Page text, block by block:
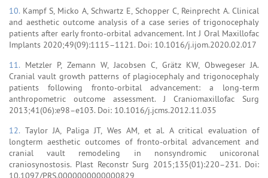
10. Kampf S, Micko A, Schwartz E, Schopper C, Reinprecht A. Clinical
and aesthetic outcome analysis of a case series of trigonocephaly
patients after early fronto-orbital advancement. Int J Oral Maxillofac
Implants 2020;49(09):1115–1121. Doi: 10.1016/j.ijom.2020.02.017
11. Metzler P, Zemann W, Jacobsen C, Grätz KW, Obwegeser JA.
Cranial vault growth patterns of plagiocephaly and trigonocephaly
patients following fronto-orbital advancement: a long-term
anthropometric outcome assessment. J Craniomaxillofac Surg
2013;41(06):e98–e103. Doi: 10.1016/j.jcms.2012.11.035
12. Taylor JA, Paliga JT, Wes AM, et al. A critical evaluation of
longterm aesthetic outcomes of fronto-orbital advancement and
cranial vault remodeling in nonsyndromic unicoronal
craniosynostosis. Plast Reconstr Surg 2015;135(01):220–231. Doi:
10.1097/PRS.0000000000000829